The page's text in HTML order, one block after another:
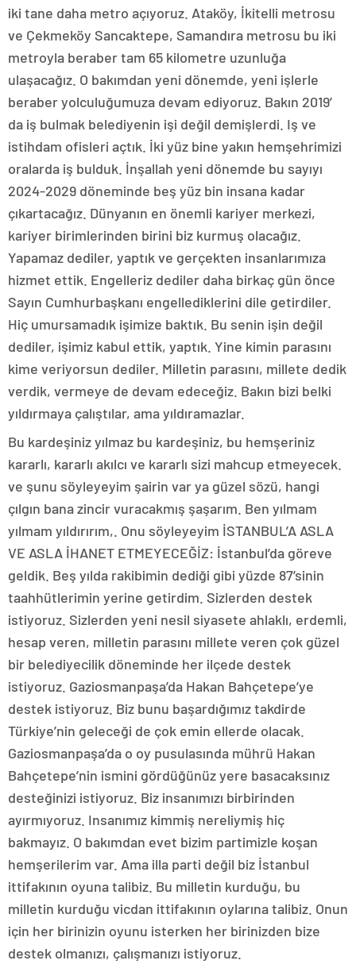
iki tane daha metro açıyoruz. Ataköy, İkitelli metrosu
ve Çekmeköy Sancaktepe, Samandıra metrosu bu iki
metroyla beraber tam 65 kilometre uzunluğa
ulaşacağız. O bakımdan yeni dönemde, yeni işlerle
beraber yolculuğumuza devam ediyoruz. Bakın 2019′
da iş bulmak belediyenin işi değil demişlerdi. Iş ve
istihdam ofisleri açtık. İki yüz bine yakın hemşehrimizi
oralarda iş bulduk. İnşallah yeni dönemde bu sayıyı
2024-2029 döneminde beş yüz bin insana kadar
çıkartacağız. Dünyanın en önemli kariyer merkezi,
kariyer birimlerinden birini biz kurmuş olacağız.
Yapamaz dediler, yaptık ve gerçekten insanlarımıza
hizmet ettik. Engelleriz dediler daha birkaç gün önce
Sayın Cumhurbaşkanı engellediklerini dile getirdiler.
Hiç umursamadık işimize baktık. Bu senin işin değil
dediler, işimiz kabul ettik, yaptık. Yine kimin parasını
kime veriyorsun dediler. Milletin parasını, millete dedik
verdik, vermeye de devam edeceğiz. Bakın bizi belki
yıldırmaya çalıştılar, ama yıldıramazlar.
Bu kardeşiniz yılmaz bu kardeşiniz, bu hemşeriniz
kararlı, kararlı akılcı ve kararlı sizi mahcup etmeyecek.
ve şunu söyleyeyim şairin var ya güzel sözü, hangi
çılgın bana zincir vuracakmış şaşarım. Ben yılmam
yılmam yıldırırım,. Onu söyleyeyim İSTANBUL’A ASLA
VE ASLA İHANET ETMEYECEĞİZ: İstanbul’da göreve
geldik. Beş yılda rakibimin dediği gibi yüzde 87’sinin
taahhütlerimin yerine getirdim. Sizlerden destek
istiyoruz. Sizlerden yeni nesil siyasete ahlaklı, erdemli,
hesap veren, milletin parasını millete veren çok güzel
bir belediyecilik döneminde her ilçede destek
istiyoruz. Gaziosmanpaşa’da Hakan Bahçetepe’ye
destek istiyoruz. Biz bunu başardığımız takdirde
Türkiye’nin geleceği de çok emin ellerde olacak.
Gaziosmanpaşa’da o oy pusulasında mührü Hakan
Bahçetepe’nin ismini gördüğünüz yere basacaksınız
desteğinizi istiyoruz. Biz insanımızı birbirinden
ayırmıyoruz. Insanımız kimmiş nereliymiş hiç
bakmayız. O bakımdan evet bizim partimizle koşan
hemşerilerim var. Ama illa parti değil biz İstanbul
ittifakının oyuna talibiz. Bu milletin kurduğu, bu
milletin kurduğu vicdan ittifakının oylarına talibiz. Onun
için her birinizin oyunu isterken her birinizden bize
destek olmanızı, çalışmanızı istiyoruz.